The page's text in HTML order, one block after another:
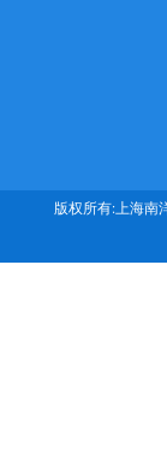
版权所有:上海南